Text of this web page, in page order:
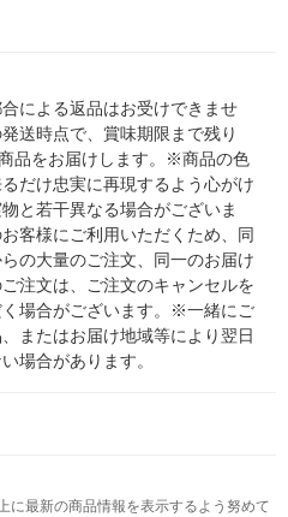
による返品はお受けできませ
送時点で、賞味期限まで残り
品をお届けします。※商品の色
だけ忠実に再現するよう心がけ
と若干異なる場合がございま
客様にご利用いただくため、同
の大量のご注文、同一のお届け
注文は、ご注文のキャンセルを
く場合がございます。※一緒にご
またはお届け地域等により翌日
場合があります。
に最新の商品情報を表示するよう努めて